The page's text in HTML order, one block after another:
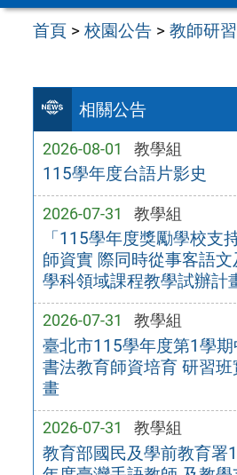
首頁 >校園公告 >教師研習
相關公告
2026-08-01 教學組
115學年度台語片影史
2026-07-31 教學組
「115學年度獎勵學校支
師資實 際同時從事客語
學科領域課程教學試辦計
2026-07-31 教學組
臺北市115學年度第1學期
書法教育師資培育 研習
畫
2026-07-31 教學組
教育部國民及學前教育署